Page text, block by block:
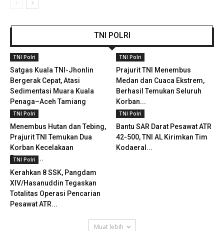
TNI POLRI
TNI Polri
Satgas Kuala TNI-Jhonlin
Bergerak Cepat, Atasi
Sedimentasi Muara Kuala
Penaga–Aceh Tamiang
TNI Polri
Prajurit TNI Menembus
Medan dan Cuaca Ekstrem,
Berhasil Temukan Seluruh
Korban...
TNI Polri
Menembus Hutan dan Tebing,
Prajurit TNI Temukan Dua
Korban Kecelakaan
Pesawat...
TNI Polri
Bantu SAR Darat Pesawat ATR
42-500, TNI AL Kirimkan Tim
Kodaeral...
TNI Polri
Kerahkan 8 SSK, Pangdam
XIV/Hasanuddin Tegaskan
Totalitas Operasi Pencarian
Pesawat ATR...
Muat lebih